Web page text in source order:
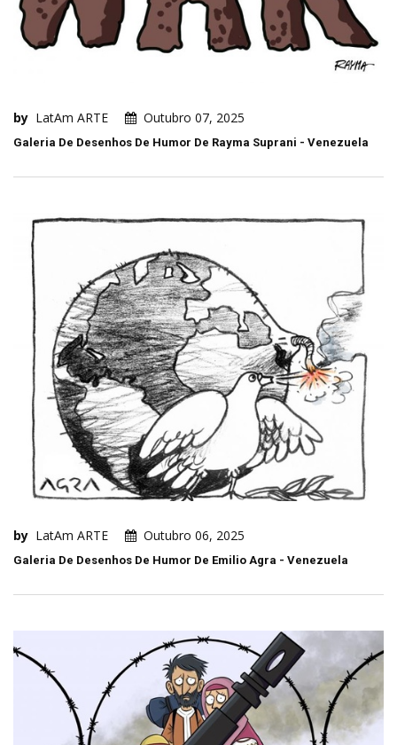
by LatAm ARTE Outubro 07, 2025
Galeria De Desenhos De Humor De Rayma Suprani - Venezuela
by LatAm ARTE Outubro 06, 2025
Galeria De Desenhos De Humor De Emilio Agra - Venezuela